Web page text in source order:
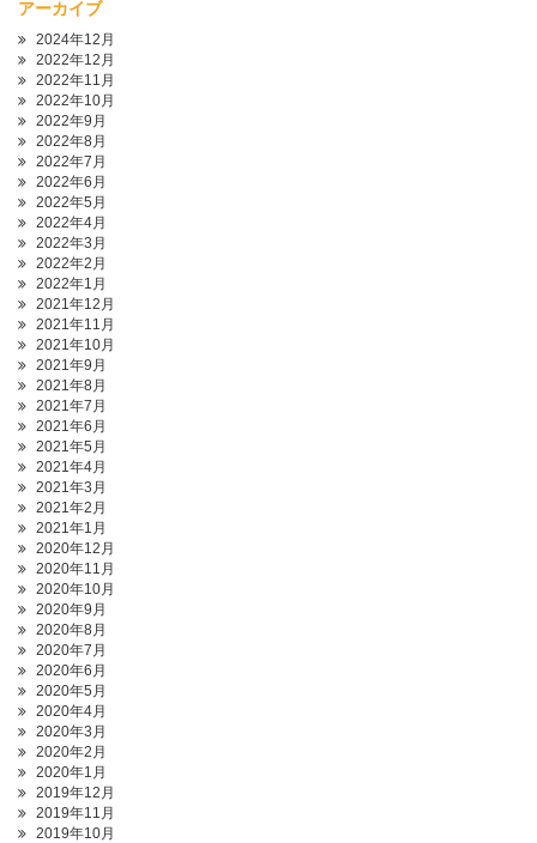
アーカイブ
2024年12月
2022年12月
2022年11月
2022年10月
2022年9月
2022年8月
2022年7月
2022年6月
2022年5月
2022年4月
2022年3月
2022年2月
2022年1月
2021年12月
2021年11月
2021年10月
2021年9月
2021年8月
2021年7月
2021年6月
2021年5月
2021年4月
2021年3月
2021年2月
2021年1月
2020年12月
2020年11月
2020年10月
2020年9月
2020年8月
2020年7月
2020年6月
2020年5月
2020年4月
2020年3月
2020年2月
2020年1月
2019年12月
2019年11月
2019年10月